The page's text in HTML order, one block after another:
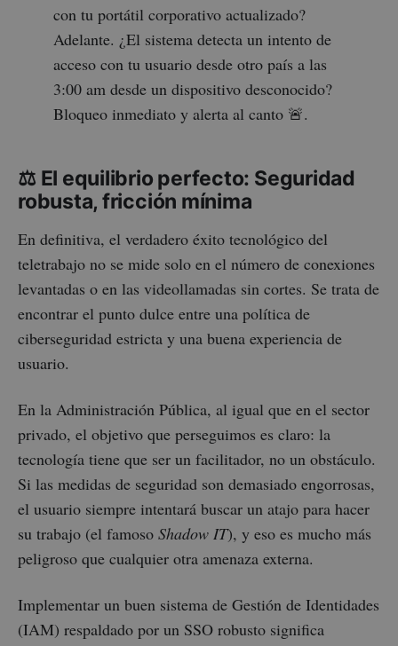
con tu portátil corporativo actualizado?
Adelante. ¿El sistema detecta un intento de
acceso con tu usuario desde otro país a las
3:00 am desde un dispositivo desconocido?
Bloqueo inmediato y alerta al canto 🚨.
⚖️ El equilibrio perfecto: Seguridad
robusta, fricción mínima
En definitiva, el verdadero éxito tecnológico del
teletrabajo no se mide solo en el número de conexiones
levantadas o en las videollamadas sin cortes. Se trata de
encontrar el punto dulce entre una política de
ciberseguridad estricta y una buena experiencia de
usuario.
En la Administración Pública, al igual que en el sector
privado, el objetivo que perseguimos es claro: la
tecnología tiene que ser un facilitador, no un obstáculo.
Si las medidas de seguridad son demasiado engorrosas,
el usuario siempre intentará buscar un atajo para hacer
su trabajo (el famoso Shadow IT), y eso es mucho más
peligroso que cualquier otra amenaza externa.
Implementar un buen sistema de Gestión de Identidades
(IAM) respaldado por un SSO robusto significa